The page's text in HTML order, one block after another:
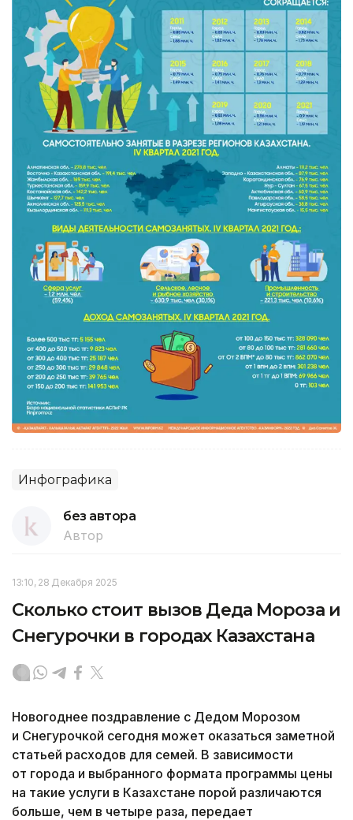
Инфографика
без автора
Автор
13:10, 28 Декабря 2025
Сколько стоит вызов Деда Мороза и
Снегурочки в городах Казахстана
Новогоднее поздравление с Дедом Морозом
и Снегурочкой сегодня может оказаться заметной
статьей расходов для семей. В зависимости
от города и выбранного формата программы цены
на такие услуги в Казахстане порой различаются
больше, чем в четыре раза, передает